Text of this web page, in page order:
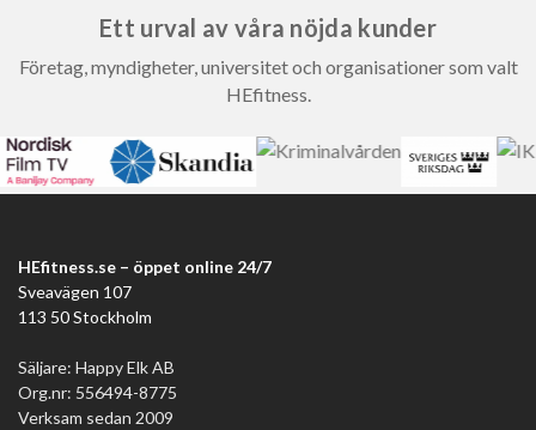
Ett urval av våra nöjda kunder
Företag, myndigheter, universitet och organisationer som valt
HEfitness.
HEfitness.se – öppet online 24/7
Sveavägen 107
113 50 Stockholm
Säljare: Happy Elk AB
Org.nr: 556494-8775
Verksam sedan 2009